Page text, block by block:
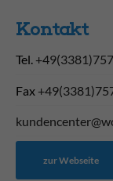
Kontakt
Tel.
Fax
zur Webseite